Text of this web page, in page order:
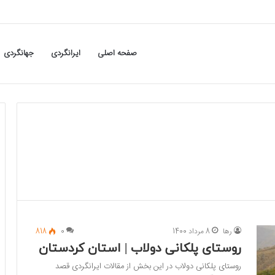
صفحه اصلی ایرانگردی جهانگردی
رها 8 مرداد 1400 0
818
روستای پلکانی دولاب | استان کردستان
روستای پلکانی دولاب در این بخش از مقالات ایرانگردی قصد